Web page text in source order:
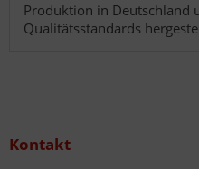
Produktion in Deutschland
Qualitätsstandards
Kontakt